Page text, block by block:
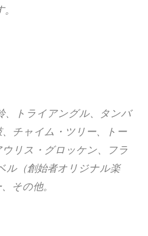
、トライアングル、タンバ
チャイム・ツリー、トー
リス・グロッケン、フラ
ル（創始者オリジナル楽
その他。